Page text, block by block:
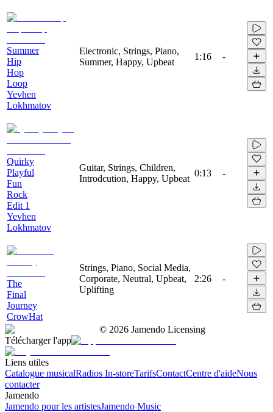
Summer
Hip
Hop
Loop
Yevhen
Lokhmatov
Electronic, Strings, Piano,
Summer, Happy, Upbeat
1:16 -
Quirky
Playful
Fun
Rock
Edit 1
Yevhen
Lokhmatov
Guitar, Strings, Children,
Introdcution, Happy, Upbeat
0:13 -
The
Final
Journey
CrowHat
Strings, Piano, Social Media,
Corporate, Neutral, Upbeat,
Uplifting
2:26 -
© 2026 Jamendo Licensing
Télécharger l'app
Liens utiles
Catalogue musicalRadios In-storeTarifsContactCentre d'aideNous
contacter
Jamendo
Jamendo pour les artistesJamendo Music